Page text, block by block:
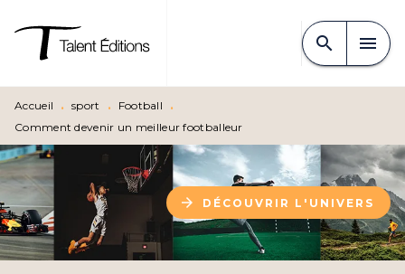
MENU CONTENU
PIED DE PAGE
search menu
Accueil • sport • Football •
Comment devenir un meilleur footballeur
arrow_forward DÉCOUVRIR L'UNIVERS